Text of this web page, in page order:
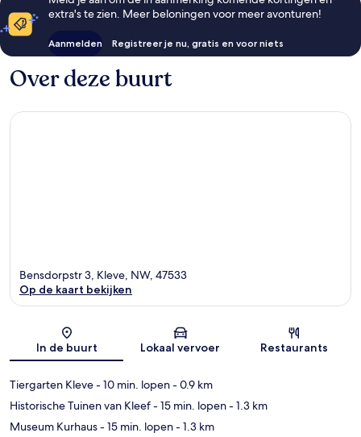
extra's te zien. Meer beloningen voor meer avonturen!
Aanmelden Registreer je nu, gratis en voor niets
Over deze buurt
Kaart
Bensdorpstr 3, Kleve, NW, 47533
Op de kaart bekijken
In de buurt Lokaal vervoer Restaurants
Tiergarten Kleve- 10 min. lopen- 0.9 km
Historische Tuinen van Kleef- 15 min. lopen- 1.3 km
Museum Kurhaus- 15 min. lopen- 1.3 km